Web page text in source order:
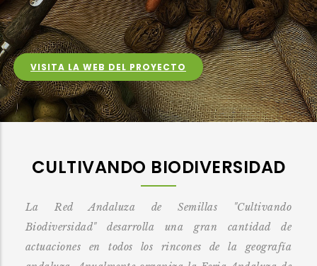
VISITA LA WEB DEL PROYECTO
CULTIVANDO BIODIVERSIDAD
La Red Andaluza de Semillas "Cultivando
Biodiversidad" desarrolla una gran cantidad de
actuaciones en todos los rincones de la geografía